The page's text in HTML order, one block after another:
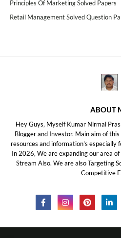
Principles Of Marketing Solved Papers
Retail Management Solved Question
ABOUT
Hey Guys, Myself Kumar Nirmal
Blogger and Investor. Main aim of
resources and information's especially
In 2026, We are expanding our area
Stream Also. We are also Targeting
Competitive